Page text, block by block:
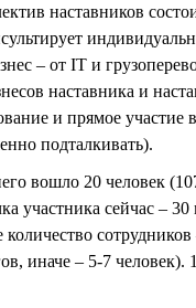
наставников
– от IT и
наставника и
и прямое участие
подталкивать).
вошло 20 человек
участника сейчас –
иначе – 5-7 человек).